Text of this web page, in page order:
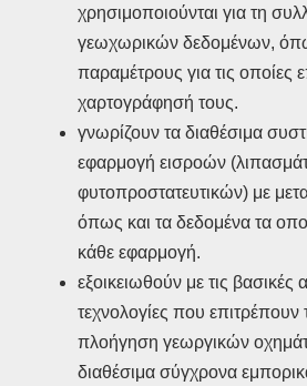
χρησιμοποιούνται για τη
γεωχωρικών δεδομένων,
παραμέτρους για τις οποίες
χαρτογράφησή τους.
γνωρίζουν τα διαθέσιμα
εφαρμογή εισροών
φυτοπροστατευτικών) με
όπως και τα δεδομένα τα
κάθε εφαρμογή.
εξοικειωθούν με τις βασικές
τεχνολογίες που επιτρέπουν
πλοήγηση γεωργικών
διαθέσιμα σύγχρονα